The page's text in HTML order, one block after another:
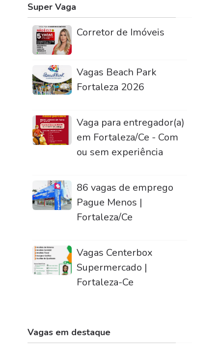
Super Vaga
Corretor de Imóveis
Vagas Beach Park
Fortaleza 2026
Vaga para entregador(a)
em Fortaleza/Ce - Com
ou sem experiência
86 vagas de emprego
Pague Menos |
Fortaleza/Ce
Vagas Centerbox
Supermercado |
Fortaleza-Ce
Vagas em destaque